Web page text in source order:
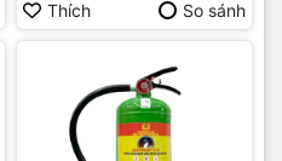
Thích So sánh